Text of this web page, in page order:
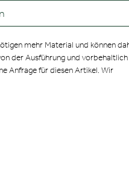
mehr Material und können
der Ausführung und
Anfrage für diesen Artikel. Wir